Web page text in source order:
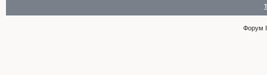
Форум